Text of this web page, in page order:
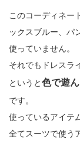
このコーディネー
ックスブルー、パ
使っていません。
それでもドレスラ
というと色で遊
です。
使っているアイテ
全てスーツで使う